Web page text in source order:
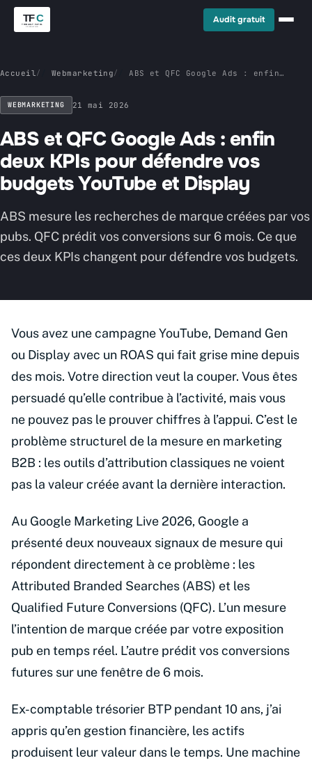
Audit gratuit
Accueil/ Webmarketing/
ABS et QFC Google Ads : enfin
WEBMARKETING 21 mai 2026
ABS et QFC Google Ads : enfin
deux KPIs pour défendre vos
budgets YouTube et Display
ABS mesure les recherches de marque créées par vos
pubs. QFC prédit vos conversions sur 6 mois. Ce que
ces deux KPIs changent pour défendre vos budgets.
Vous avez une campagne YouTube, Demand Gen
ou Display avec un ROAS qui fait grise mine depuis
des mois. Votre direction veut la couper. Vous êtes
persuadé qu’elle contribue à l’activité, mais vous
ne pouvez pas le prouver chiffres à l’appui. C’est le
problème structurel de la mesure en marketing
B2B : les outils d’attribution classiques ne voient
pas la valeur créée avant la dernière interaction.
Au Google Marketing Live 2026, Google a
présenté deux nouveaux signaux de mesure qui
répondent directement à ce problème : les
Attributed Branded Searches (ABS) et les
Qualified Future Conversions (QFC). L’un mesure
l’intention de marque créée par votre exposition
pub en temps réel. L’autre prédit vos conversions
futures sur une fenêtre de 6 mois.
Ex-comptable trésorier BTP pendant 10 ans, j’ai
appris qu’en gestion financière, les actifs
produisent leur valeur dans le temps. Une machine